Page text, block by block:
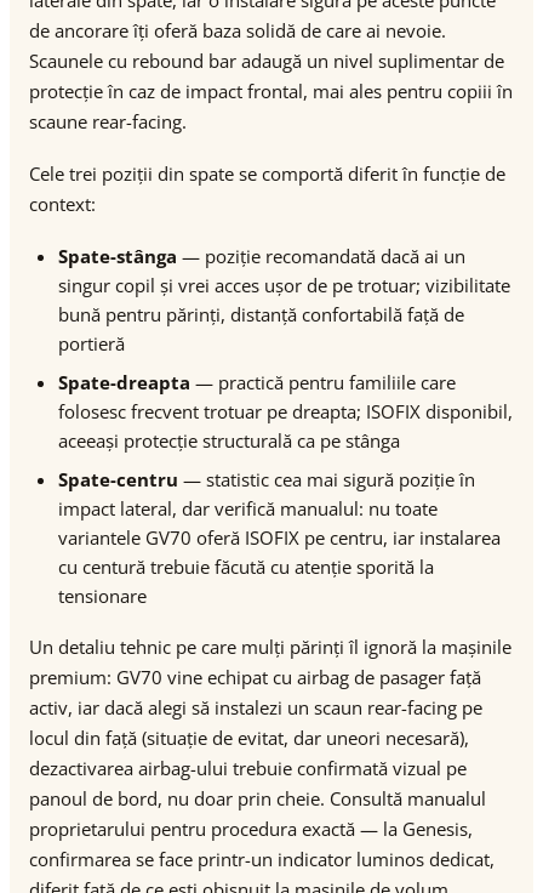
de ancorare îți oferă baza solidă de care ai nevoie.
Scaunele cu rebound bar adaugă un nivel suplimentar de
protecție în caz de impact frontal, mai ales pentru copiii în
scaune rear-facing.
Cele trei poziții din spate se comportă diferit în funcție de
context:
Spate-stânga — poziție recomandată dacă ai un
singur copil și vrei acces ușor de pe trotuar; vizibilitate
bună pentru părinți, distanță confortabilă față de
portieră
Spate-dreapta — practică pentru familiile care
folosesc frecvent trotuar pe dreapta; ISOFIX disponibil,
aceeași protecție structurală ca pe stânga
Spate-centru — statistic cea mai sigură poziție în
impact lateral, dar verifică manualul: nu toate
variantele GV70 oferă ISOFIX pe centru, iar instalarea
cu centură trebuie făcută cu atenție sporită la
tensionare
Un detaliu tehnic pe care mulți părinți îl ignoră la mașinile
premium: GV70 vine echipat cu airbag de pasager față
activ, iar dacă alegi să instalezi un scaun rear-facing pe
locul din față (situație de evitat, dar uneori necesară),
dezactivarea airbag-ului trebuie confirmată vizual pe
panoul de bord, nu doar prin cheie. Consultă manualul
proprietarului pentru procedura exactă — la Genesis,
confirmarea se face printr-un indicator luminos dedicat,